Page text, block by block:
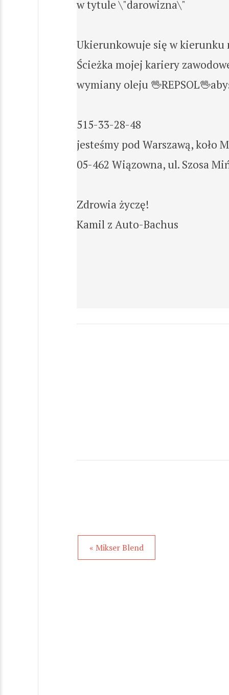
w tytule \"darowizna\"
Ukierunkowuje się w kierunku
Ścieżka mojej kariery
wymiany oleju
515-33-28-48
jesteśmy pod Warszawą, koło
05-462 Wiązowna, ul. Szosa
Zdrowia życzę!
Kamil z Auto-Bachus
« Mikser Blend